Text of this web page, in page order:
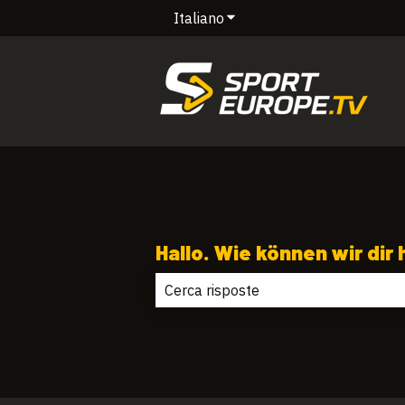
Italiano Mostra sottomenu per le
Hallo. Wie können wir dir